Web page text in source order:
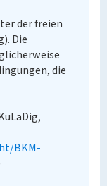
der freien
Die
die
BKM-